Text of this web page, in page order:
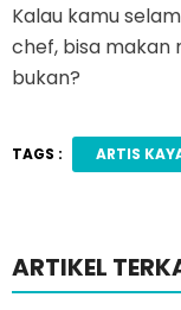
Kalau kamu
chef, bisa makan
bukan?
TAGS : ARTIS
ARTIKEL